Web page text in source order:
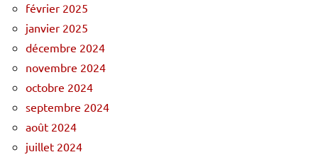
février 2025
janvier 2025
décembre 2024
novembre 2024
octobre 2024
septembre 2024
août 2024
juillet 2024